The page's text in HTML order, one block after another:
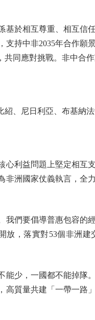
於相互尊重、相互信任
持中非2035年合作願
同應對挑戰。非中合作
尼日利亞、布基納法
利益問題上堅定相互支
洲國家仗義執言，全
們要倡導普惠包容的
，落實對53個非洲建
少，一國都不能掉隊
質量共建「一帶一路